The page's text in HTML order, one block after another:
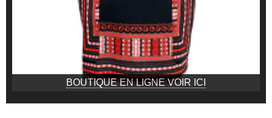
BOUTIQUE EN LIGNE VOIR ICI